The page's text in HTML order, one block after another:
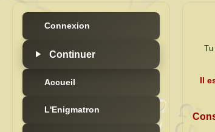
Connexion
Accueil
L'Enigmatron
Tu
Il